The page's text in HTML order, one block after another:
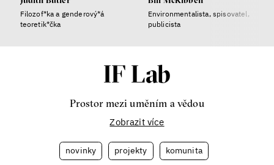
Filozof*ka a genderový*á
teoretik*čka
Environmentalista, spisovatel,
publicista
IF Lab
Prostor mezi uměním a vědou
Zobrazit více
novinky projekty komunita